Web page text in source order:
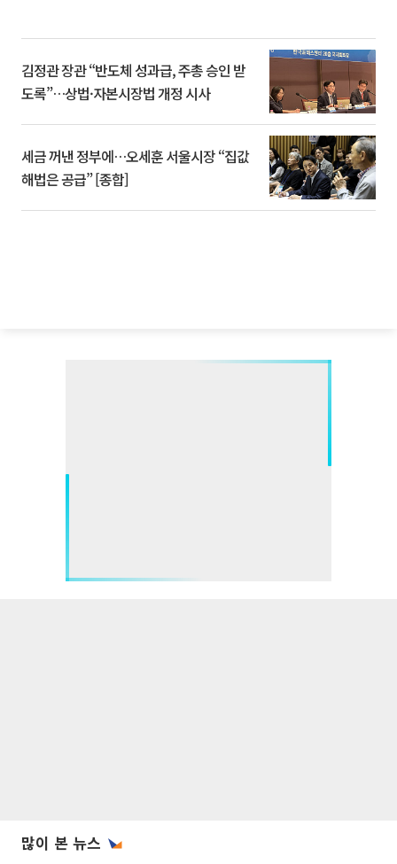
김정관 장관 “반도체 성과급, 주총 승인 받
도록”…상법·자본시장법 개정 시사
세금 꺼낸 정부에…오세훈 서울시장 “집값
해법은 공급” [종합]
많이 본 뉴스